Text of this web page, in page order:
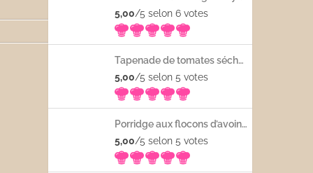
5,00/5 selon 6 votes
Tapenade de tomates séchées
5,00/5 selon 5 votes
Porridge aux flocons d’avoine avec les fruits frais
5,00/5 selon 5 votes